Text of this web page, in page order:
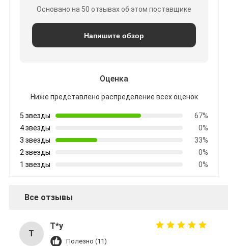
Основано на 50 отзывах об этом поставщике
Напишите обзор
Оценка
Ниже представлено распределение всех оценок
5 звезды
67%
4 звезды
0%
3 звезды
33%
2 звезды
0%
1 звезды
0%
Все отзывы
T
T*y
Полезно (11)